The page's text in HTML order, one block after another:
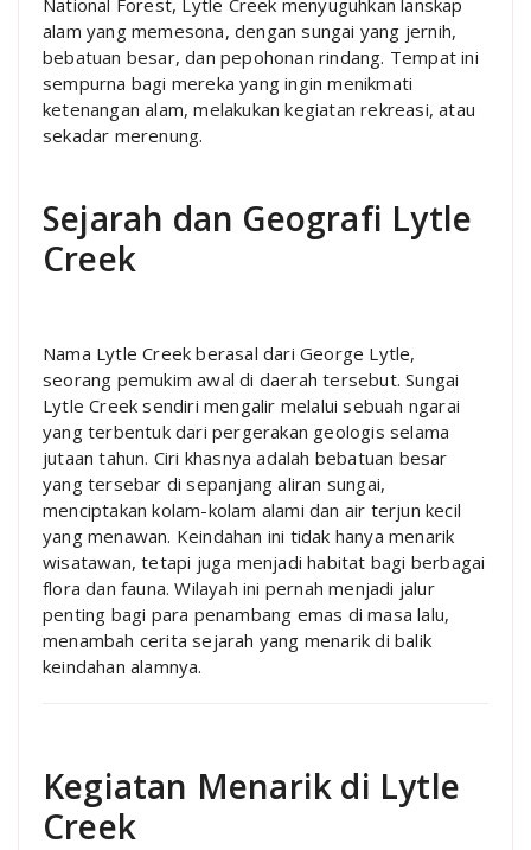
alam yang memesona, dengan sungai yang jernih,
bebatuan besar, dan pepohonan rindang. Tempat ini
sempurna bagi mereka yang ingin menikmati
ketenangan alam, melakukan kegiatan rekreasi, atau
sekadar merenung.
Sejarah dan Geografi Lytle
Creek
Nama Lytle Creek berasal dari George Lytle,
seorang pemukim awal di daerah tersebut. Sungai
Lytle Creek sendiri mengalir melalui sebuah ngarai
yang terbentuk dari pergerakan geologis selama
jutaan tahun. Ciri khasnya adalah bebatuan besar
yang tersebar di sepanjang aliran sungai,
menciptakan kolam-kolam alami dan air terjun kecil
yang menawan. Keindahan ini tidak hanya menarik
wisatawan, tetapi juga menjadi habitat bagi berbagai
flora dan fauna. Wilayah ini pernah menjadi jalur
penting bagi para penambang emas di masa lalu,
menambah cerita sejarah yang menarik di balik
keindahan alamnya.
Kegiatan Menarik di Lytle
Creek